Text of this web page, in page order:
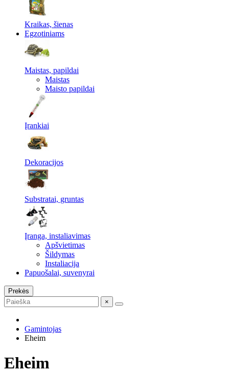
Kraikas, šienas
Egzotiniams
Maistas, papildai
Maistas
Maisto papildai
Įrankiai
Dekoracijos
Substratai, gruntas
Įranga, instaliavimas
Apšvietimas
Šildymas
Instaliacija
Papuošalai, suvenyrai
Prekės
×
Gamintojas
Eheim
Eheim